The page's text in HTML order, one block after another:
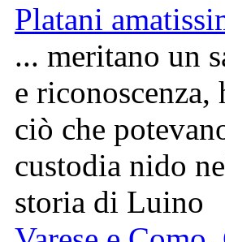
Platani
... meritano un
e
ciò che
custodia nido
storia di Luino